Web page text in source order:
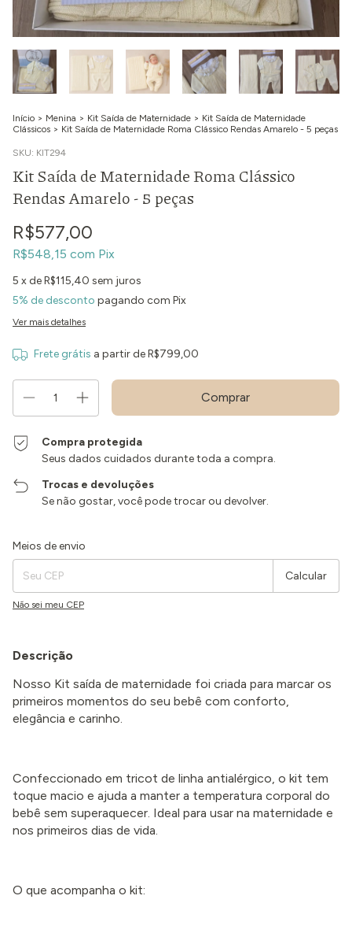
Início > Menina > Kit Saída de Maternidade > Kit Saída de Maternidade
Clássicos > Kit Saída de Maternidade Roma Clássico Rendas Amarelo - 5 peças
SKU: KIT294
Kit Saída de Maternidade Roma Clássico
Rendas Amarelo - 5 peças
R$577,00
R$548,15 com Pix
5 x deR$115,40 sem juros
5% de desconto pagando com Pix
Ver mais detalhes
Frete grátis a partir deR$799,00
Compra protegida
Seus dados cuidados durante toda a compra.
Trocas e devoluções
Se não gostar, você pode trocar ou devolver.
Entregas para o CEP:
Meios de envio
Calcular
Não sei meu CEP
Descrição
Nosso Kit saída de maternidade foi criada para marcar os
primeiros momentos do seu bebê com conforto,
elegância e carinho.
Confeccionado em tricot de linha antialérgico, o kit tem
toque macio e ajuda a manter a temperatura corporal do
bebê sem superaquecer. Ideal para usar na maternidade e
nos primeiros dias de vida.
O que acompanha o kit: